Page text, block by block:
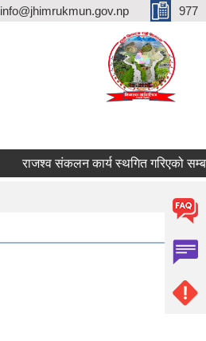
info@jhimrukmun.gov.np 977
राजश्व संकलन कार्य स्थगित गरिएको